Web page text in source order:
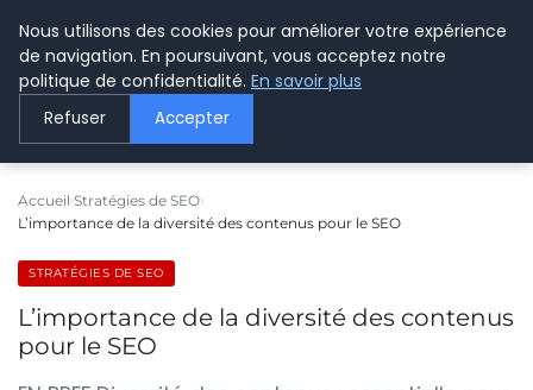
LE WEBMARKETING
Accueil Stratégies de SEO
L’importance de la diversité des contenus pour le SEO
STRATÉGIES DE SEO
L’importance de la diversité des contenus
pour le SEO
Nous utilisons des cookies pour améliorer votre expérience
de navigation. En poursuivant, vous acceptez notre
politique de confidentialité. En savoir plus
Refuser Accepter